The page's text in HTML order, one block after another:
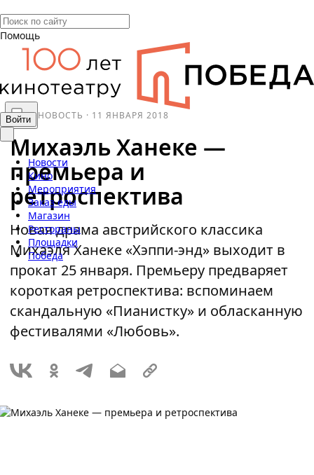
Помощь
Войти
Новости
Кино
Мероприятия
Заказ еды
Магазин
Рестораны
Площадки
Победа
НОВОСТЬ · 11 ЯНВАРЯ 2018
Михаэль Ханеке —
премьера и
ретроспектива
Новая драма австрийского классика
Михаэля Ханеке «Хэппи-энд» выходит в
прокат 25 января. Премьеру предваряет
короткая ретроспектива: вспоминаем
скандальную «Пианистку» и обласканную
фестивалями «Любовь».